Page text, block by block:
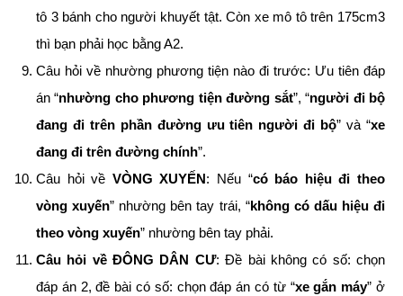
tô 3 bánh cho người khuyết tật. Còn xe mô tô trên 175cm3
thì bạn phải học bằng A2.
Câu hỏi về nhường phương tiện nào đi trước: Ưu tiên đáp
án “nhường cho phương tiện đường sắt”, “người đi bộ
đang đi trên phần đường ưu tiên người đi bộ” và “xe
đang đi trên đường chính”.
Câu hỏi về VÒNG XUYẾN: Nếu “có báo hiệu đi theo
vòng xuyến” nhường bên tay trái, “không có dấu hiệu đi
theo vòng xuyến” nhường bên tay phải.
Câu hỏi về ĐÔNG DÂN CƯ: Đề bài không có số: chọn
đáp án 2, đề bài có số: chọn đáp án có từ “xe gắn máy” ở